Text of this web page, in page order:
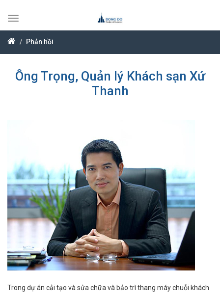
Toggle
navigation
Phản hồi
Ông Trọng, Quản lý Khách sạn Xứ
Thanh
Trong dự án cải tạo và sửa chữa và bảo trì thang máy chuỗi khách